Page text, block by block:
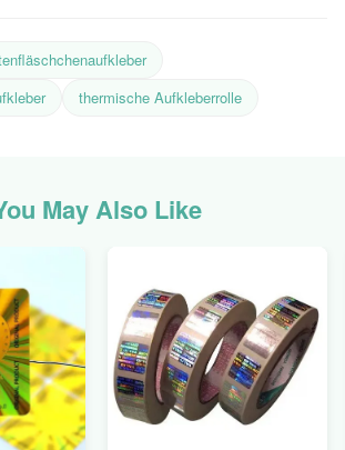
thermische Aufkleberrolle
May Also Like